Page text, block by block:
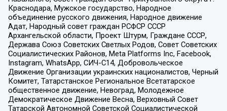
Краснодара, Мужское государство, Народное
объединение русского движения, Народное движение
Адат, Народный совет граждан РСФСР СССР
Архангельской области, Проект Штурм, Граждане СССР,
Держава Союз Советских Светлых Родов, Совет Советских
Социалистических Районов, Meta Platforms Inc, Facebook,
Instagram, WhatsApp, СИЧ-С14, Добровольческое
Движение Организации украинских националистов, Черный
Комитет, Татарстанское Региональное Всетатарское
общественное движение, Невоград, Молодежное
Демократическое Движение Весна, Верховный Совет
Татарской Автономной Советской Социалистической